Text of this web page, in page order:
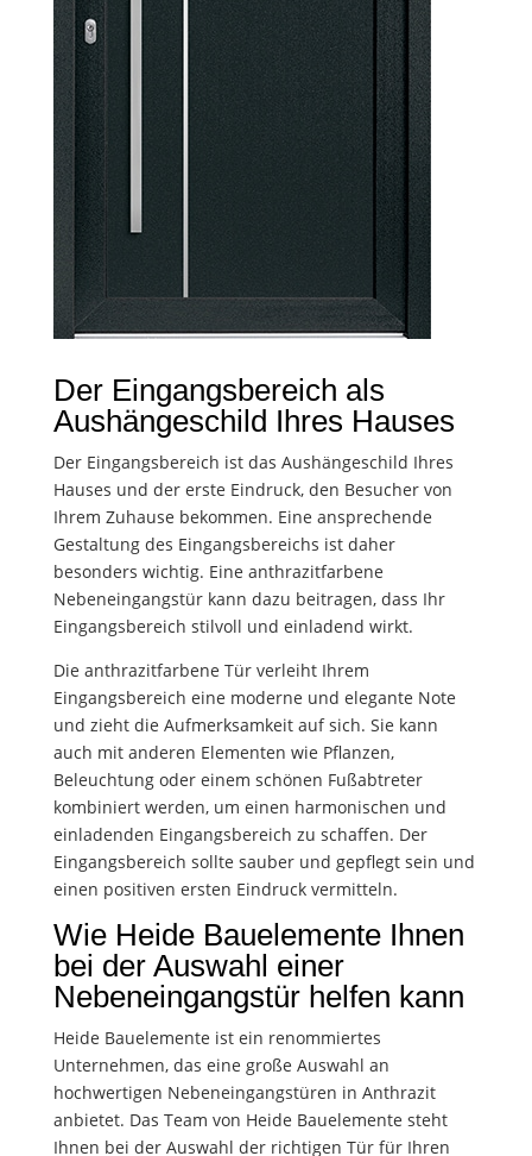
Der Eingangsbereich als
Aushängeschild Ihres Hauses
Der Eingangsbereich ist das Aushängeschild Ihres
Hauses und der erste Eindruck, den Besucher von
Ihrem Zuhause bekommen. Eine ansprechende
Gestaltung des Eingangsbereichs ist daher
besonders wichtig. Eine anthrazitfarbene
Nebeneingangstür kann dazu beitragen, dass Ihr
Eingangsbereich stilvoll und einladend wirkt.
Die anthrazitfarbene Tür verleiht Ihrem
Eingangsbereich eine moderne und elegante Note
und zieht die Aufmerksamkeit auf sich. Sie kann
auch mit anderen Elementen wie Pflanzen,
Beleuchtung oder einem schönen Fußabtreter
kombiniert werden, um einen harmonischen und
einladenden Eingangsbereich zu schaffen. Der
Eingangsbereich sollte sauber und gepflegt sein und
einen positiven ersten Eindruck vermitteln.
Wie Heide Bauelemente Ihnen
bei der Auswahl einer
Nebeneingangstür helfen kann
Heide Bauelemente ist ein renommiertes
Unternehmen, das eine große Auswahl an
hochwertigen Nebeneingangstüren in Anthrazit
anbietet. Das Team von Heide Bauelemente steht
Ihnen bei der Auswahl der richtigen Tür für Ihren